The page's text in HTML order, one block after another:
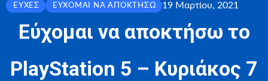
ΕΥΧΈΣ ΕΎΧΟΜΑΙ ΝΑ ΑΠΟΚΤΉΣΩ 19 Μαρτίου, 2021
Εύχομαι να αποκτήσω το
PlayStation 5 – Κυριάκος 7